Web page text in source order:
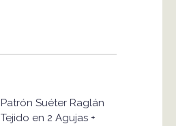
Patrón Suéter Raglán
Tejido en 2 Agujas +